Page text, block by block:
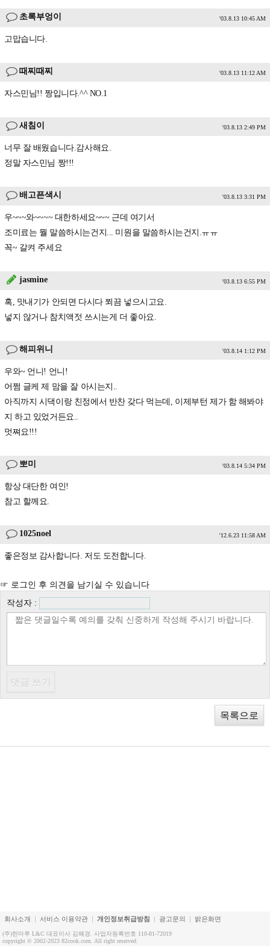
초록부엉이 '03.8.13 10:45 AM
고맙습니다.
때찌때찌 '03.8.13 11:12 AM
자스민님!! 짱입니다.^^ NO.1
새침이 '03.8.13 2:49 PM
너무 잘 배웠습니다.감사해요.
정말 자스민님 짱!!!
배고픈색시 '03.8.13 3:31 PM
우~~~와~~~~ 대한하세요~~~ 근데 여기서
조미료는 뭘 말씀하시는건지... 미원을 말씀하시는건지.ㅠㅠ
꼭~ 갈켜 주세요
jasmine '03.8.13 6:55 PM
혹, 맛내기가 안되면 다시다 쬐끔 넣으시고요.
넣지 않거나 참치액젓 쓰시는게 더 좋아요.
해피위니 '03.8.14 1:12 PM
우와~ 언니! 언니!
어쩜 글케 제 맘을 잘 아시는지..
아직까지 시댁이랑 친정에서 반찬 갖다 먹는데, 이제부턴 제가 함 해봐야
지 하고 있었거든요..
멋쪄요!!!
뽀미 '03.8.14 5:34 PM
항상 대단한 여인!
참고 할께요.
1025noel '12.6.23 11:58 AM
좋은정보 감사합니다. 저도 도전합니다.
☞ 로그인 후 의견을 남기실 수 있습니다
작성자 :
목록으로
회사소개 서비스 이용약관 개인정보취급방침 광고문의 밝은화면
(주)한마루 L&C 대표이사 김혜경. 사업자등록번호 110-81-72019
copyright © 2002-2023 82cook.com. All right reserved.